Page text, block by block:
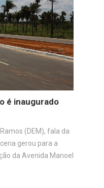
é inaugurado
(DEM), fala da
gerou para a
da Avenida Manoel